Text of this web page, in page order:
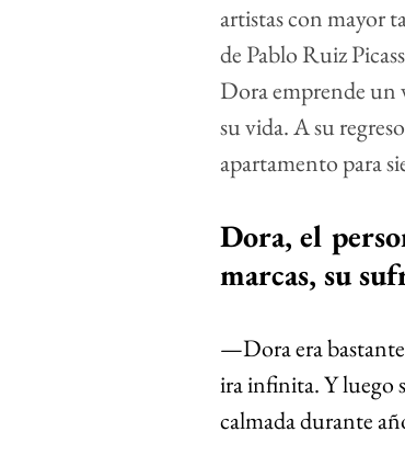
artistas con mayor
de Pablo Ruiz
Dora emprende un
su vida. A su
apartamento para
Dora, el
marcas, su
—Dora era
ira infinita. Y luego
calmada durante